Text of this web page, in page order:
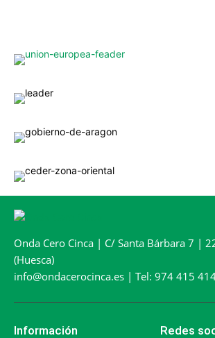
Onda Cero Cinca | C/ Santa Bárbara 7 |
(Huesca)
info@ondacerocinca.es | Tel: 974 415
Información Redes